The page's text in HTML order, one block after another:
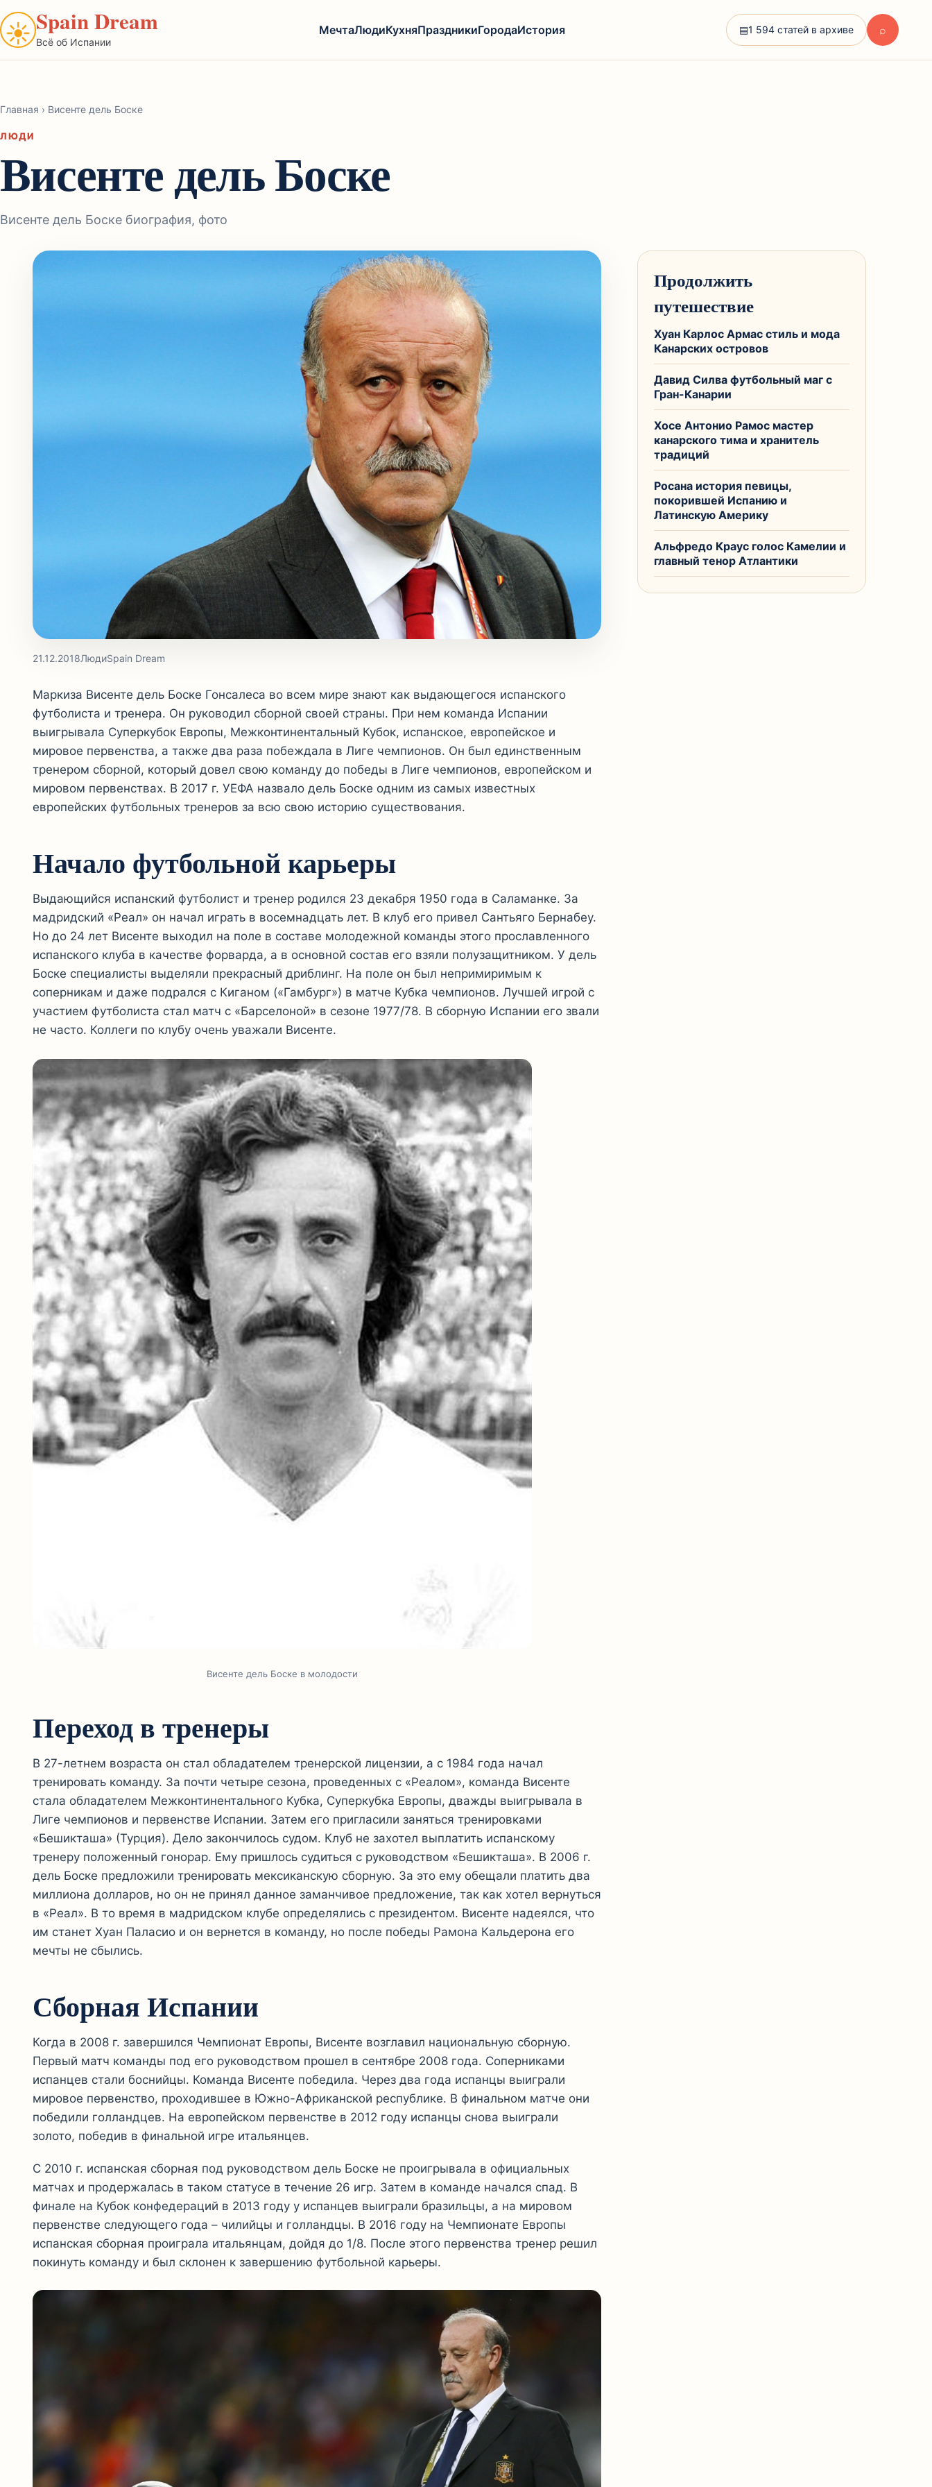
☀Spain Dream
Всё об Испании
МечтаЛюдиКухняПраздникиГородаИстория ▤1 594 статей в архиве ⌕
Главная › Висенте дель Боске
ЛЮДИ
Висенте дель Боске
Висенте дель Боске биография, фото
21.12.2018ЛюдиSpain Dream
Маркиза Висенте дель Боске Гонсалеса во всем мире знают как выдающегося испанского
футболиста и тренера. Он руководил сборной своей страны. При нем команда Испании
выигрывала Суперкубок Европы, Межконтинентальный Кубок, испанское, европейское и
мировое первенства, а также два раза побеждала в Лиге чемпионов. Он был единственным
тренером сборной, который довел свою команду до победы в Лиге чемпионов, европейском и
мировом первенствах. В 2017 г. УЕФА назвало дель Боске одним из самых известных
европейских футбольных тренеров за всю свою историю существования.
Начало футбольной карьеры
Выдающийся испанский футболист и тренер родился 23 декабря 1950 года в Саламанке. За
мадридский «Реал» он начал играть в восемнадцать лет. В клуб его привел Сантьяго Бернабеу.
Но до 24 лет Висенте выходил на поле в составе молодежной команды этого прославленного
испанского клуба в качестве форварда, а в основной состав его взяли полузащитником. У дель
Боске специалисты выделяли прекрасный дриблинг. На поле он был непримиримым к
соперникам и даже подрался с Киганом («Гамбург») в матче Кубка чемпионов. Лучшей игрой с
участием футболиста стал матч с «Барселоной» в сезоне 1977/78. В сборную Испании его звали
не часто. Коллеги по клубу очень уважали Висенте.
Висенте дель Боске в молодости
Переход в тренеры
В 27-летнем возраста он стал обладателем тренерской лицензии, а с 1984 года начал
тренировать команду. За почти четыре сезона, проведенных с «Реалом», команда Висенте
стала обладателем Межконтинентального Кубка, Суперкубка Европы, дважды выигрывала в
Лиге чемпионов и первенстве Испании. Затем его пригласили заняться тренировками
«Бешикташа» (Турция). Дело закончилось судом. Клуб не захотел выплатить испанскому
тренеру положенный гонорар. Ему пришлось судиться с руководством «Бешикташа». В 2006 г.
дель Боске предложили тренировать мексиканскую сборную. За это ему обещали платить два
миллиона долларов, но он не принял данное заманчивое предложение, так как хотел вернуться
в «Реал». В то время в мадридском клубе определялись с президентом. Висенте надеялся, что
им станет Хуан Паласио и он вернется в команду, но после победы Рамона Кальдерона его
мечты не сбылись.
Сборная Испании
Когда в 2008 г. завершился Чемпионат Европы, Висенте возглавил национальную сборную.
Первый матч команды под его руководством прошел в сентябре 2008 года. Соперниками
испанцев стали боснийцы. Команда Висенте победила. Через два года испанцы выиграли
мировое первенство, проходившее в Южно-Африканской республике. В финальном матче они
победили голландцев. На европейском первенстве в 2012 году испанцы снова выиграли
золото, победив в финальной игре итальянцев.
С 2010 г. испанская сборная под руководством дель Боске не проигрывала в официальных
матчах и продержалась в таком статусе в течение 26 игр. Затем в команде начался спад. В
финале на Кубок конфедераций в 2013 году у испанцев выиграли бразильцы, а на мировом
первенстве следующего года – чилийцы и голландцы. В 2016 году на Чемпионате Европы
испанская сборная проиграла итальянцам, дойдя до 1/8. После этого первенства тренер решил
покинуть команду и был склонен к завершению футбольной карьеры.
Продолжить
путешествие
Хуан Карлос Армас стиль и мода
Канарских островов
Давид Силва футбольный маг с
Гран-Канарии
Хосе Антонио Рамос мастер
канарского тима и хранитель
традиций
Росана история певицы,
покорившей Испанию и
Латинскую Америку
Альфредо Краус голос Камелии и
главный тенор Атлантики